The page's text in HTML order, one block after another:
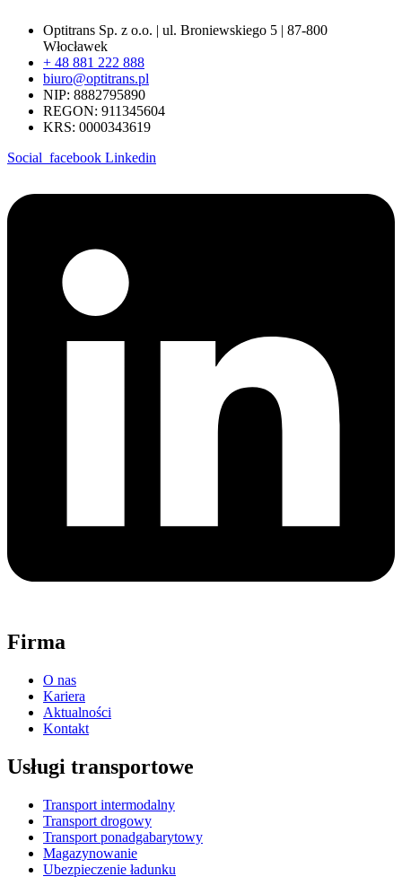
Optitrans Sp. z o.o. | ul. Broniewskiego 5 | 87-800
Włocławek
+ 48 881 222 888
biuro@optitrans.pl
NIP: 8882795890
REGON: 911345604
KRS: 0000343619
Social_facebook Linkedin
Firma
O nas
Kariera
Aktualności
Kontakt
Usługi transportowe
Transport intermodalny
Transport drogowy
Transport ponadgabarytowy
Magazynowanie
Ubezpieczenie ładunku